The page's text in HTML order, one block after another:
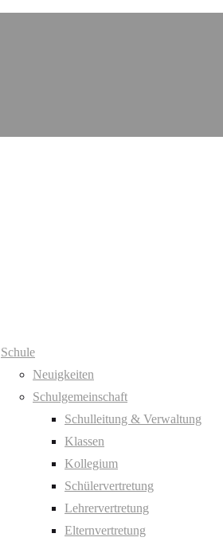
Schule
Neuigkeiten
Schulgemeinschaft
Schulleitung & Verwaltung
Klassen
Kollegium
Schülervertretung
Lehrervertretung
Elternvertretung